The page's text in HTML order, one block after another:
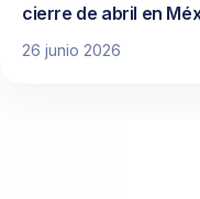
cierre de abril en
26 junio 2026